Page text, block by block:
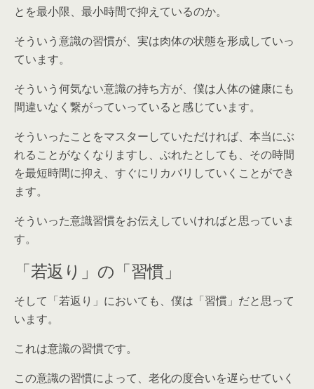
とを最小限、最小時間で抑えているのか。
そういう意識の習慣が、実は肉体の状態を形成していっ
ています。
そういう何気ない意識の持ち方が、僕は人体の健康にも
間違いなく繋がっていっていると感じています。
そういったことをマスターしていただければ、本当にぶ
れることがなくなりますし、ぶれたとしても、その時間
を最短時間に抑え、すぐにリカバリしていくことができ
ます。
そういった意識習慣をお伝えしていければと思っていま
す。
「若返り」の「習慣」
そして「若返り」においても、僕は「習慣」だと思って
います。
これは意識の習慣です。
この意識の習慣によって、老化の度合いを遅らせていく